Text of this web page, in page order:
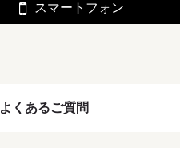
スマートフォン
よくあるご質問